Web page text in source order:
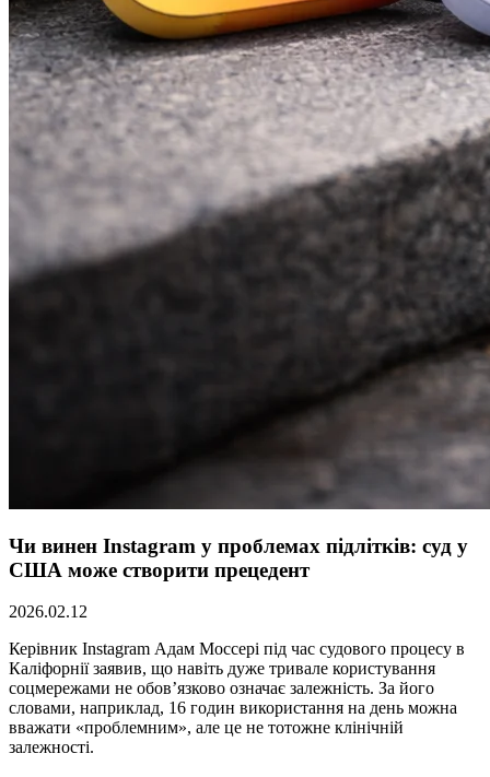
Чи винен Instagram у проблемах підлітків: суд у
США може створити прецедент
2026.02.12
Керівник Instagram Адам Моссері під час судового процесу в
Каліфорнії заявив, що навіть дуже тривале користування
соцмережами не обов’язково означає залежність. За його
словами, наприклад, 16 годин використання на день можна
вважати «проблемним», але це не тотожне клінічній
залежності.